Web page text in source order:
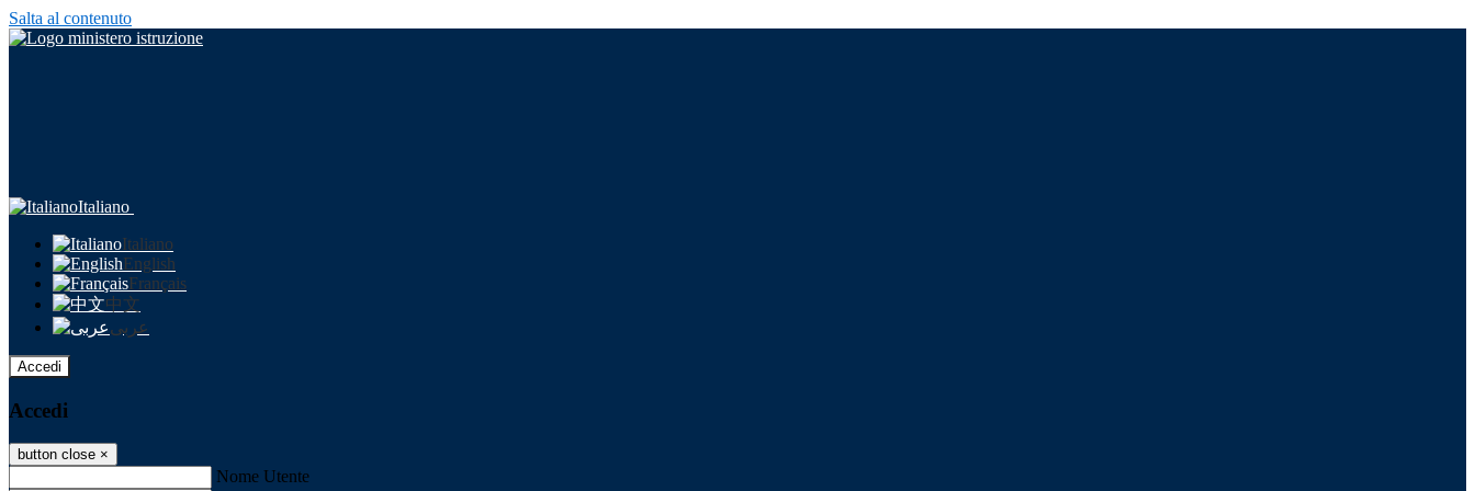
Salta al contenuto
Italiano
Italiano
English
Français
中文
عربى
Accedi
Accedi
button close ×
Nome Utente